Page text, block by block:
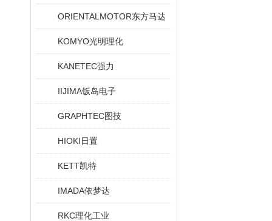
ORIENTALMOTOR东方马达
KOMYO光明理化
KANETEC强力
IIJIMA饭岛电子
GRAPHTEC图技
HIOKI日置
KETT凯特
IMADA依梦达
RKC理化工业